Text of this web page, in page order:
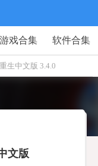
游戏合集 软件合集
生中文版 3.4.0
文版